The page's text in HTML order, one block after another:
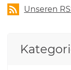
Unseren